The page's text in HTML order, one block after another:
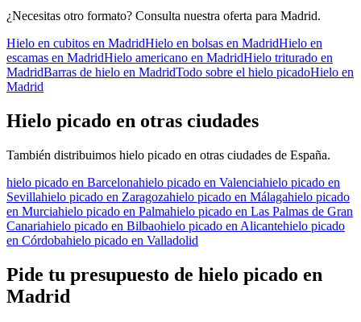
¿Necesitas otro formato? Consulta nuestra oferta para Madrid.
Hielo en cubitos en MadridHielo en bolsas en MadridHielo en
escamas en MadridHielo americano en MadridHielo triturado en
MadridBarras de hielo en MadridTodo sobre el hielo picadoHielo en
Madrid
Hielo picado en otras ciudades
También distribuimos hielo picado en otras ciudades de España.
hielo picado en Barcelonahielo picado en Valenciahielo picado en
Sevillahielo picado en Zaragozahielo picado en Málagahielo picado
en Murciahielo picado en Palmahielo picado en Las Palmas de Gran
Canariahielo picado en Bilbaohielo picado en Alicantehielo picado
en Córdobahielo picado en Valladolid
Pide tu presupuesto de hielo picado en
Madrid